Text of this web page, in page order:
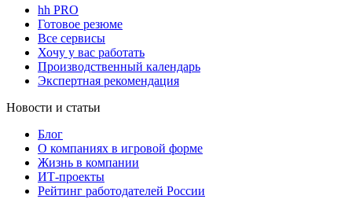
hh PRO
Готовое резюме
Все сервисы
Хочу у вас работать
Производственный календарь
Экспертная рекомендация
Новости и статьи
Блог
О компаниях в игровой форме
Жизнь в компании
ИТ-проекты
Рейтинг работодателей России